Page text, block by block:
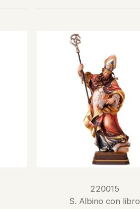
220015
S. Albino con libro